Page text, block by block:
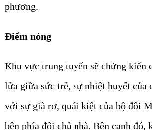
phương.
Điểm nóng
Khu vực trung tuyến sẽ chứng kiến
lửa giữa sức trẻ, sự nhiệt huyết của
với sự già rơ, quái kiệt của bộ đôi
bên phía đội chủ nhà. Bên cạnh đó,